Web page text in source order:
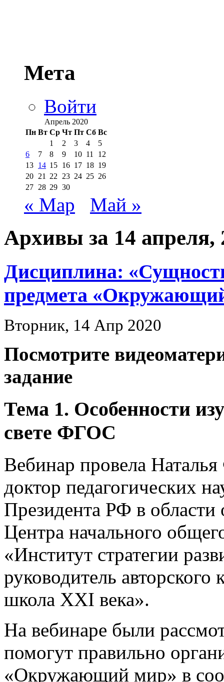
Мета
Войти
Апрель 2020
Пн Вт Ср Чт Пт Сб Вс
1
2 3 4
5
6
7 8 9 10 11
12
13 14 15 16 17 18 19
20 21 22 23 24 25 26
27 28 29 30
« Мар Май »
Архивы за 14 апреля,
Дисциплина:
предмета
Вторник, 14 Апр 2020
Посмотрите
задание
Тема 1. Особенности
свете ФГОС
Вебинар провела
доктор педагогических
Президента РФ в области
Центра начального
«Институт стратегии
руководитель
школа ХХI века».
На вебинаре были
помогут правильно
«Окружающий мир» в